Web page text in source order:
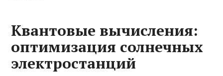
Квантовые вычисления:
оптимизация солнечных
электростанций